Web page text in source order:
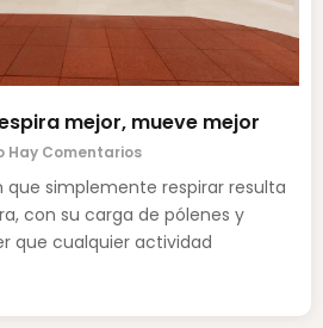
mejor, mueve mejor
Hay Comentarios
que simplemente respirar resulta
con su carga de pólenes y
que cualquier actividad